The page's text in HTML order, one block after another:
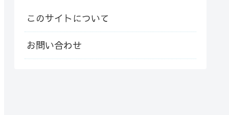
このサイトについて
お問い合わせ